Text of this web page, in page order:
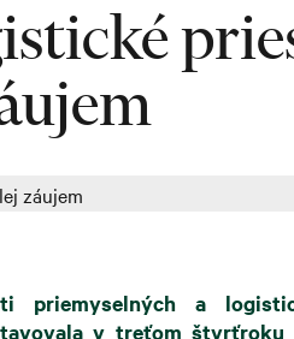
priemyselných a
v treťom štvrťroku